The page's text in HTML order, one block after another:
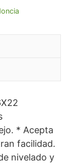
* Acepta
facilidad.
nivelado y